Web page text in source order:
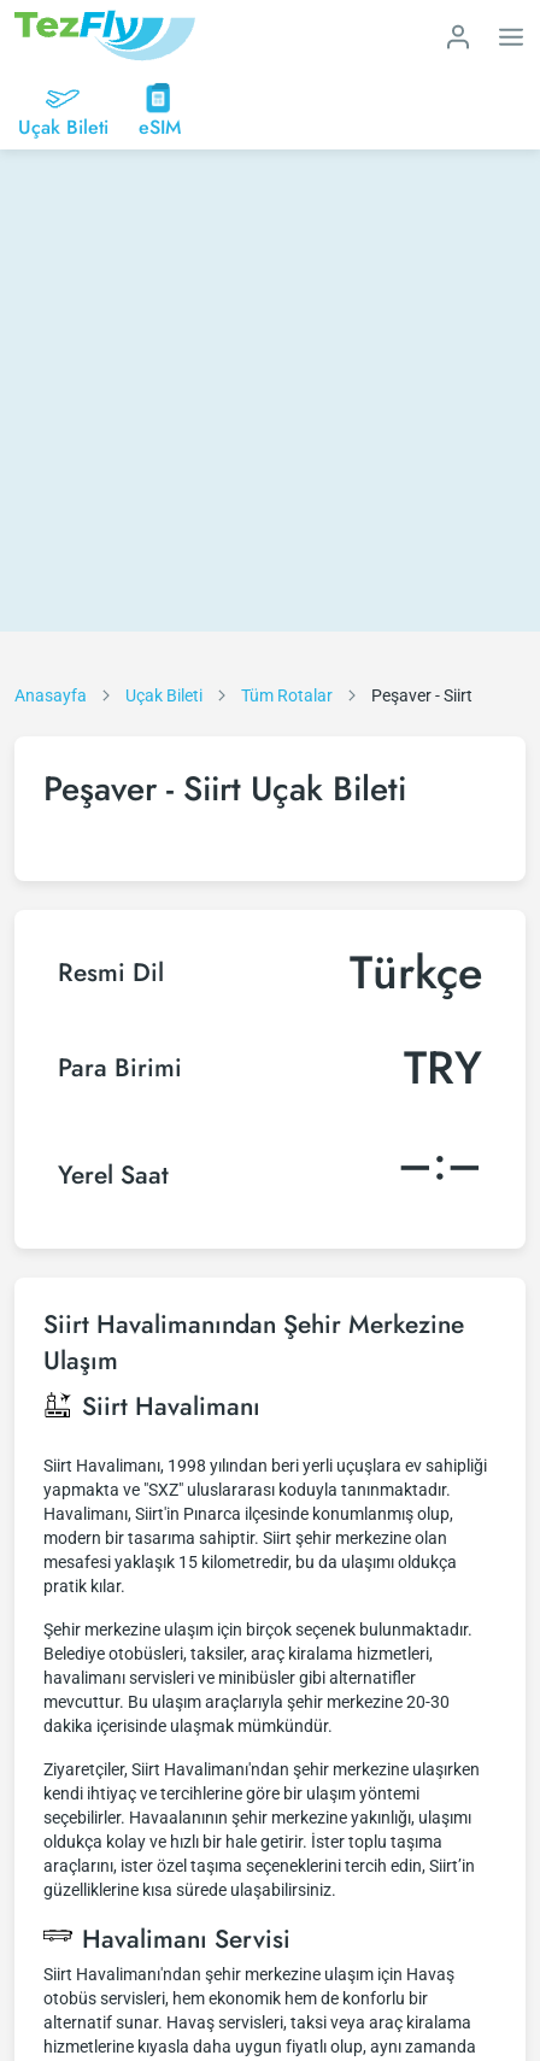
Uçak Bileti eSIM
Anasayfa Uçak Bileti Tüm Rotalar Peşaver - Siirt
Peşaver - Siirt Uçak Bileti
Resmi Dil Türkçe
Para Birimi TRY
Yerel Saat –:–
Siirt Havalimanından Şehir Merkezine
Ulaşım
Siirt Havalimanı
Siirt Havalimanı, 1998 yılından beri yerli uçuşlara ev sahipliği
yapmakta ve "SXZ" uluslararası koduyla tanınmaktadır.
Havalimanı, Siirt'in Pınarca ilçesinde konumlanmış olup,
modern bir tasarıma sahiptir. Siirt şehir merkezine olan
mesafesi yaklaşık 15 kilometredir, bu da ulaşımı oldukça
pratik kılar.
Şehir merkezine ulaşım için birçok seçenek bulunmaktadır.
Belediye otobüsleri, taksiler, araç kiralama hizmetleri,
havalimanı servisleri ve minibüsler gibi alternatifler
mevcuttur. Bu ulaşım araçlarıyla şehir merkezine 20-30
dakika içerisinde ulaşmak mümkündür.
Ziyaretçiler, Siirt Havalimanı'ndan şehir merkezine ulaşırken
kendi ihtiyaç ve tercihlerine göre bir ulaşım yöntemi
seçebilirler. Havaalanının şehir merkezine yakınlığı, ulaşımı
oldukça kolay ve hızlı bir hale getirir. İster toplu taşıma
araçlarını, ister özel taşıma seçeneklerini tercih edin, Siirt’in
güzelliklerine kısa sürede ulaşabilirsiniz.
Havalimanı Servisi
Siirt Havalimanı'ndan şehir merkezine ulaşım için Havaş
otobüs servisleri, hem ekonomik hem de konforlu bir
alternatif sunar. Havaş servisleri, taksi veya araç kiralama
hizmetlerine kıyasla daha uygun fiyatlı olup, aynı zamanda